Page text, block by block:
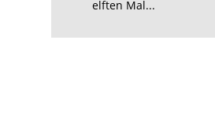
elften Mal...